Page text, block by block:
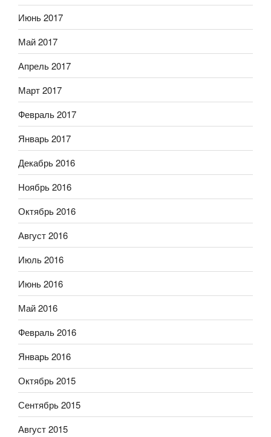
Июнь 2017
Май 2017
Апрель 2017
Март 2017
Февраль 2017
Январь 2017
Декабрь 2016
Ноябрь 2016
Октябрь 2016
Август 2016
Июль 2016
Июнь 2016
Май 2016
Февраль 2016
Январь 2016
Октябрь 2015
Сентябрь 2015
Август 2015